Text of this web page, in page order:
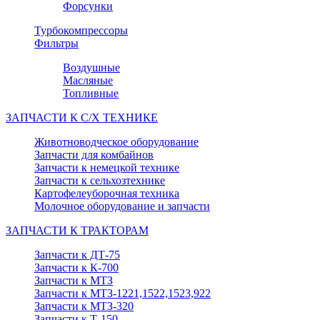
Форсунки
Турбокомпрессоры
Фильтры
Воздушные
Масляные
Топливные
ЗАПЧАСТИ К С/Х ТЕХНИКЕ
Животноводческое оборудование
Запчасти для комбайнов
Запчасти к немецкой технике
Запчасти к сельхозтехнике
Картофелеуборочная техника
Молочное оборудование и запчасти
ЗАПЧАСТИ К ТРАКТОРАМ
Запчасти к ДТ-75
Запчасти к К-700
Запчасти к МТЗ
Запчасти к МТЗ-1221,1522,1523,922
Запчасти к МТЗ-320